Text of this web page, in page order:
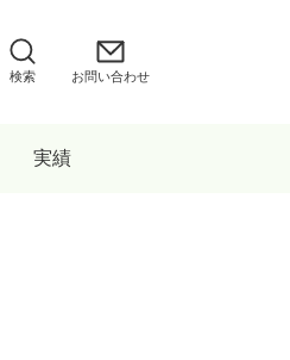
実績
お問い合わせ
検索